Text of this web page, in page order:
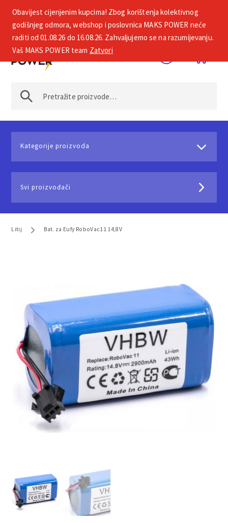
+385 1 2002 575
Kategorije proizvoda
Svi proizvođači
Litij Bat. za Eufy RoboVac11 14,8V
Obavijest cijenjenim kupcima! Zbog korištenja kolektivnog
godišnjeg odmora, webshop i poslovnica MAKS POWER neće
raditi od 01.08.26 do 16.08.26. Zahvaljujemo se na razumijevanju.
Vaš MAKS POWER team Zatvori